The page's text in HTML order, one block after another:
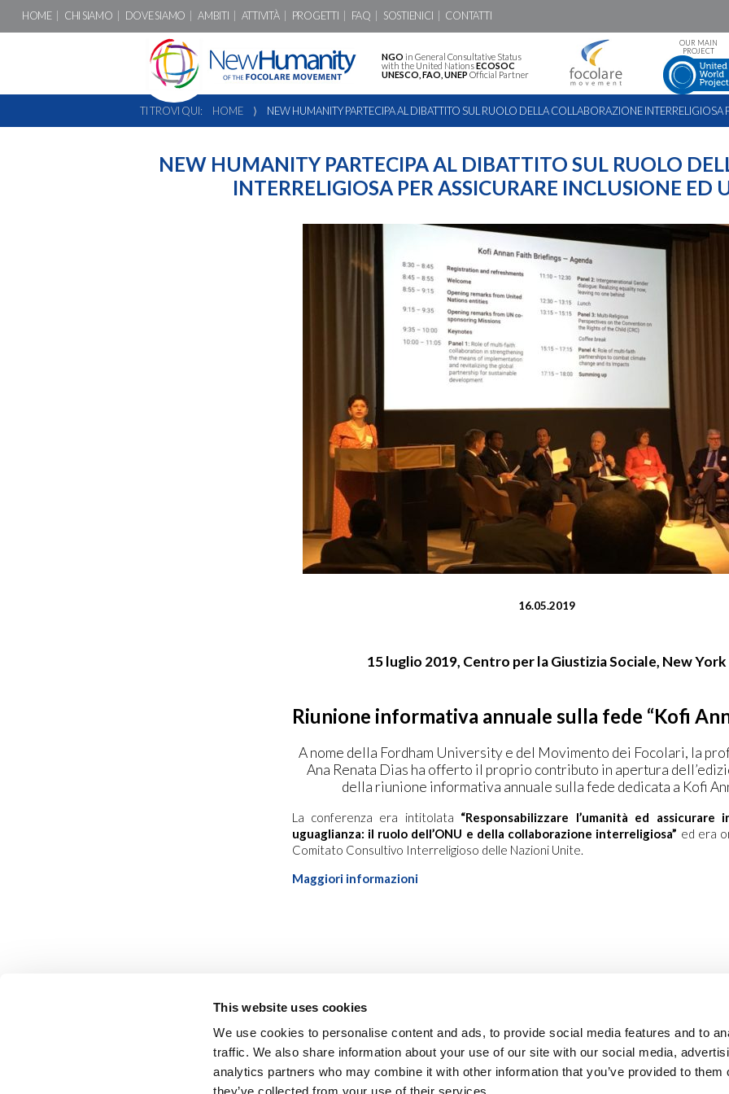
This website uses cookies
We use cookies to personalise content and ads, to provide social media features and to
traffic. We also share information about your use of our site with our social media,
analytics partners who may combine it with other information that you’ve provided to them
HOME CHI SIAMO DOVE SIAMO AMBITI ATTIVITÀ PROGETTI FAQ SOSTIENICI CONTATTI
NGO in General Consultative Status
with the United NationsECOSOC
UNESCO, FAO, UNEP Official Partner
OUR MAIN
PROJECT
TI TROVI QUI: HOME ⟩ NEW HUMANITY PARTECIPA AL DIBATTITO SUL RUOLO DELLA COLLABORAZIONE
NEW HUMANITY PARTECIPA AL DIBATTITO SUL RUOLO
INTERRELIGIOSA PER ASSICURARE INCLUSIONE ED
16.05.2019
15 luglio 2019, Centro per la Giustizia Sociale, New York
Riunione informativa annuale sulla fede “Kofi
A nome della Fordham University e del Movimento dei Focolari, la
Ana Renata Dias ha offerto il proprio contributo in apertura
della riunione informativa annuale sulla fede dedicata a Kofi
La conferenza era intitolata “Responsabilizzare l’umanità ed assicurare
uguaglianza: il ruolo dell’ONU e della collaborazione interreligiosa” ed era
Comitato Consultivo Interreligioso delle Nazioni Unite.
Maggiori informazioni